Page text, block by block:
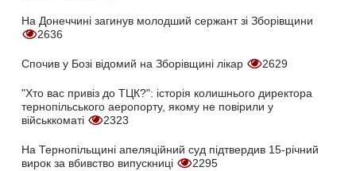
На Донеччині загинув молодший сержант зі Зборівщини
2636
Спочив у Бозі відомий на Зборівщині лікар 2629
"Хто вас привіз до ТЦК?": історія колишнього директора
тернопільського аеропорту, якому не повірили у
військкоматі
2323
На Тернопільщині апеляційний суд підтвердив 15-річний
вирок за вбивство випускниці
2295